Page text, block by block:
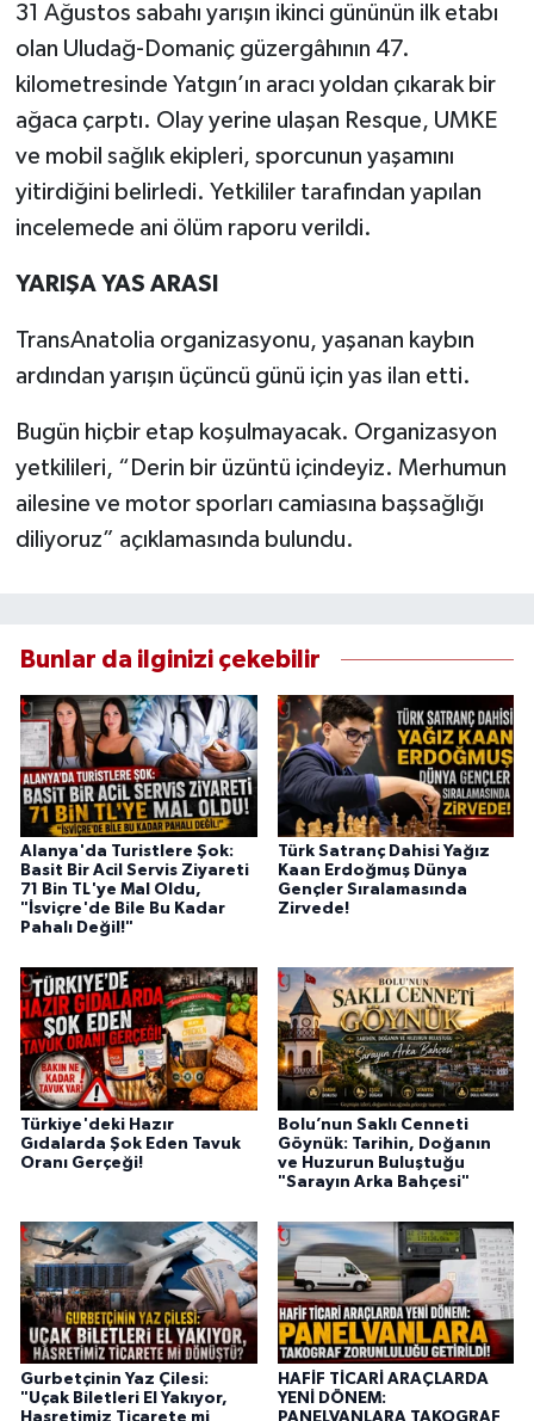
31 Ağustos sabahı yarışın ikinci gününün ilk etabı
olan Uludağ-Domaniç güzergâhının 47.
kilometresinde Yatgın’ın aracı yoldan çıkarak bir
ağaca çarptı. Olay yerine ulaşan Resque, UMKE
ve mobil sağlık ekipleri, sporcunun yaşamını
yitirdiğini belirledi. Yetkililer tarafından yapılan
incelemede ani ölüm raporu verildi.
YARIŞA YAS ARASI
TransAnatolia organizasyonu, yaşanan kaybın
ardından yarışın üçüncü günü için yas ilan etti.
Bugün hiçbir etap koşulmayacak. Organizasyon
yetkilileri, “Derin bir üzüntü içindeyiz. Merhumun
ailesine ve motor sporları camiasına başsağlığı
diliyoruz” açıklamasında bulundu.
Bunlar da ilginizi çekebilir
Alanya'da Turistlere Şok:
Basit Bir Acil Servis Ziyareti
71 Bin TL'ye Mal Oldu,
"İsviçre'de Bile Bu Kadar
Pahalı Değil!"
Türk Satranç Dahisi Yağız
Kaan Erdoğmuş Dünya
Gençler Sıralamasında
Zirvede!
Türkiye'deki Hazır
Gıdalarda Şok Eden Tavuk
Oranı Gerçeği!
Bolu’nun Saklı Cenneti
Göynük: Tarihin, Doğanın
ve Huzurun Buluştuğu
"Sarayın Arka Bahçesi"
Gurbetçinin Yaz Çilesi:
"Uçak Biletleri El Yakıyor,
Hasretimiz Ticarete mi
HAFİF TİCARİ ARAÇLARDA
YENİ DÖNEM:
PANELVANLARA TAKOGRAF